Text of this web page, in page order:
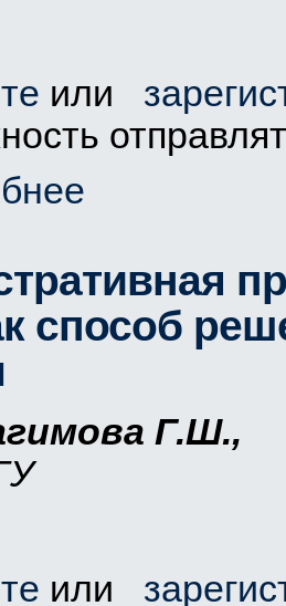
или
способ
Г.Ш.,
или